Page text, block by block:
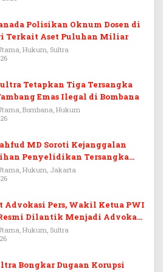
Polisikan Oknum Dosen di
Terkait Aset Puluhan Miliar
Hukum, Sultra
Tetapkan Tiga Tersangka
Emas Ilegal di Bombana
Bombana, Hukum
MD Soroti Kejanggalan
Penyelidikan Tersangka
Hukum, Jakarta
Advokasi Pers, Wakil Ketua PWI
Dilantik Menjadi Advokat
Hukum, Sultra
Bongkar Dugaan Korupsi